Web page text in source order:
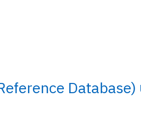
Database)